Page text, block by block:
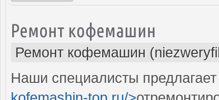
Ремонт кофемашин
Ремонт кофемашин
Наши специалисты